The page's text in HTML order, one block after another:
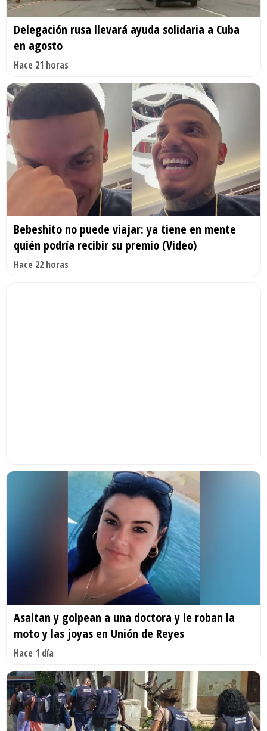
Delegación rusa llevará ayuda solidaria a Cuba
en agosto
Hace 21 horas
Bebeshito no puede viajar: ya tiene en mente
quién podría recibir su premio (Video)
Hace 22 horas
Asaltan y golpean a una doctora y le roban la
moto y las joyas en Unión de Reyes
Hace 1 día